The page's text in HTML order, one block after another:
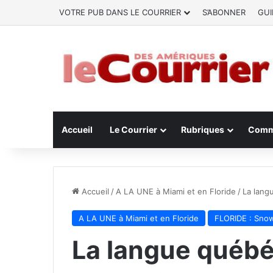
VOTRE PUB DANS LE COURRIER S’ABONNER
Accueil Le Courrier Rubriques
Accueil / A LA UNE à Miami et en Floride / La
A LA UNE à Miami et en Floride FLORIDE :
La langue